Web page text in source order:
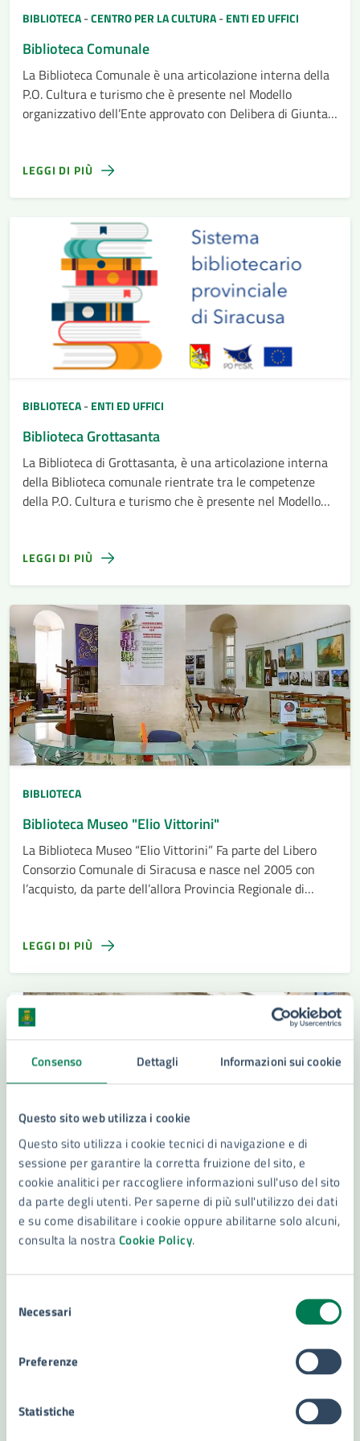
Consenso Dettagli Informazioni sui cookie
Questo sito web utilizza i cookie
Questo sito utilizza i cookie tecnici di navigazione e di
sessione per garantire la corretta fruizione del sito, e
cookie analitici per raccogliere informazioni sull'uso del sito
da parte degli utenti. Per saperne di più sull'utilizzo dei dati
e su come disabilitare i cookie oppure abilitarne solo alcuni,
consulta la nostraCookie Policy.
delNecessari
Preferenze
Statistiche
BIBLIOTECA-CENTRO PER LA CULTURA-ENTI ED UFFICI
Biblioteca Comunale
La Biblioteca Comunale è una articolazione interna della
P.O. Cultura e turismo che è presente nel Modello
organizzativo dell’Ente approvato con Delibera di Giunta
LEGGI DI PIÙ
BIBLIOTECA-ENTI ED UFFICI
Biblioteca Grottasanta
La Biblioteca di Grottasanta, è una articolazione interna
della Biblioteca comunale rientrate tra le competenze
della P.O. Cultura e turismo che è presente nel Modello
LEGGI DI PIÙ
BIBLIOTECA
Biblioteca Museo "Elio Vittorini"
La Biblioteca Museo “Elio Vittorini” Fa parte del Libero
Consorzio Comunale di Siracusa e nasce nel 2005 con
l’acquisto, da parte dell’allora Provincia Regionale di
LEGGI DI PIÙ
BIBLIOTECA
Biblioteca San Pietro
Ospita il preziosissimo Fondo Antico costituito da libri,
LEGGI DI PIÙ